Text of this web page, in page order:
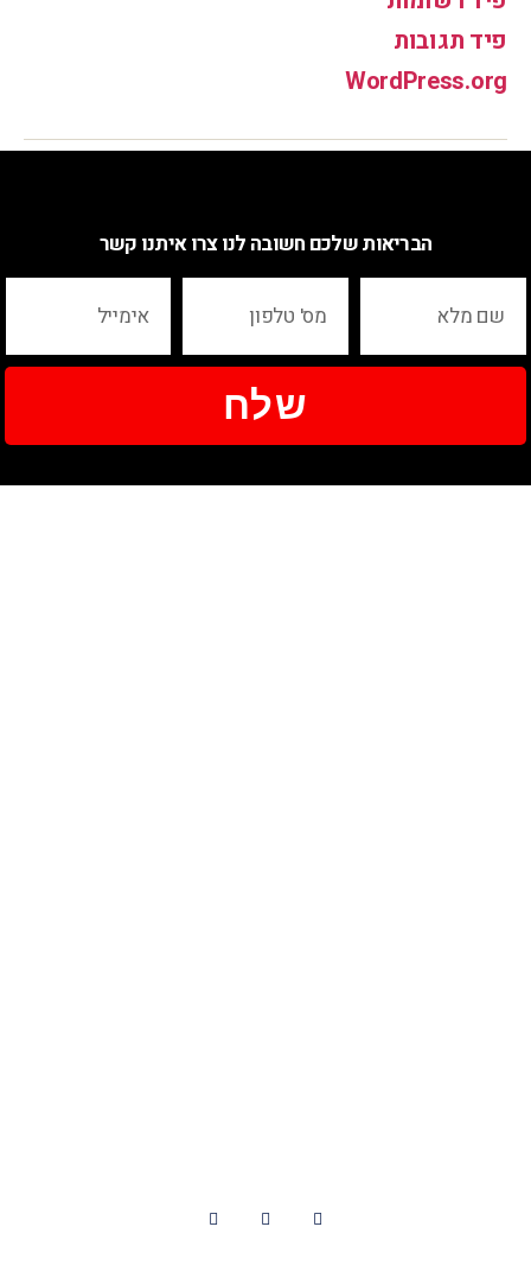
פיד תגובות
WordPress.org
הבריאות שלכם חשובה לנו צרו איתנו קשר
שלח